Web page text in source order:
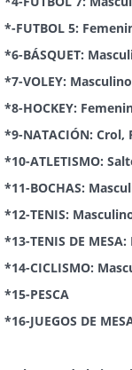
*-FUTBOL 5:
*6-BÁSQUET:
*7-VOLEY:
*8-HOCKEY:
*9-NATACIÓN: Crol,
*10-ATLETISMO:
*11-BOCHAS:
*12-TENIS:
*13-TENIS DE
*14-CICLISMO:
*15-PESCA
*16-JUEGOS DE